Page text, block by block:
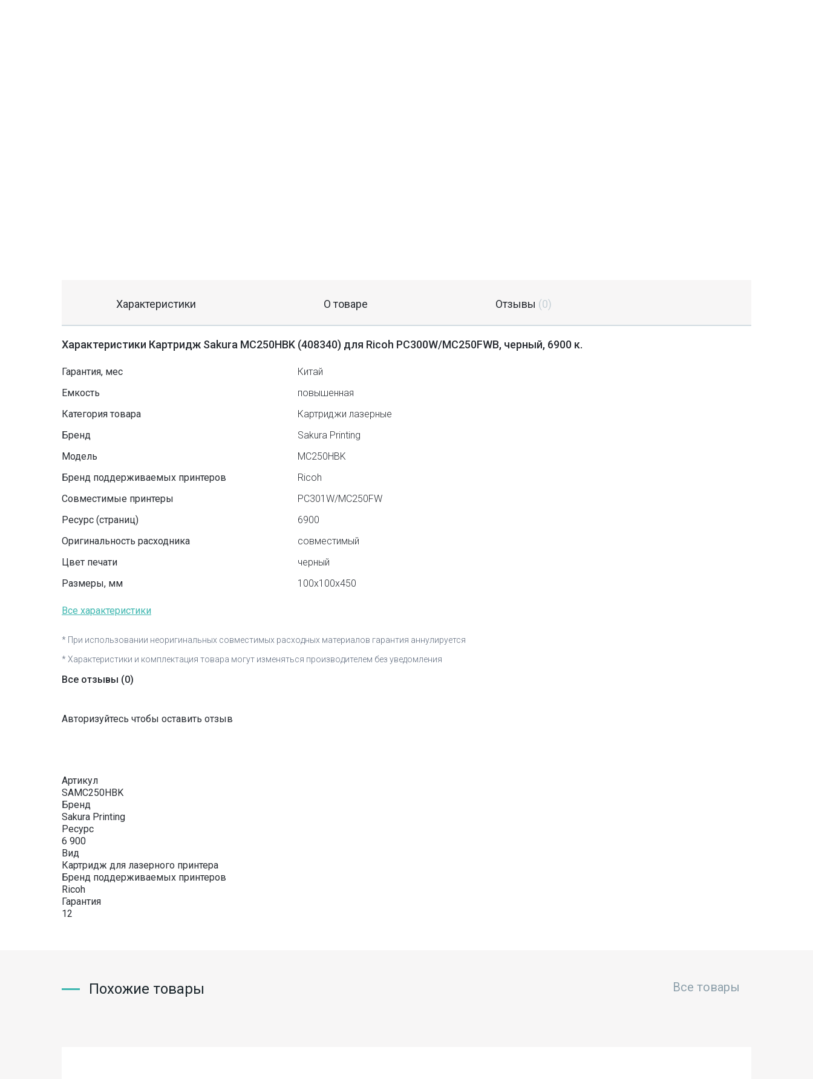
Характеристики О товаре Отзывы (0)
Характеристики Картридж Sakura MC250HBK (408340) для Ricoh PC300W/MC250FWB, черный, 6900 к.
Гарантия, мес
Китай
Емкость
повышенная
Категория товара
Картриджи лазерные
Бренд
Sakura Printing
Модель
MC250HBK
Бренд поддерживаемых принтеров
Ricoh
Совместимые принтеры
PC301W/MC250FW
Ресурс (страниц)
6900
Оригинальность расходника
совместимый
Цвет печати
черный
Размеры, мм
100x100x450
Все характеристики
* При использовании неоригинальных совместимых расходных материалов гарантия аннулируется
* Характеристики и комплектация товара могут изменяться производителем без уведомления
Все отзывы (0)
Авторизуйтесь чтобы оставить отзыв
Артикул
SAMC250HBK
Бренд
Sakura Printing
Ресурс
6 900
Вид
Картридж для лазерного принтера
Бренд поддерживаемых принтеров
Ricoh
Гарантия
12
Похожие товары Все товары